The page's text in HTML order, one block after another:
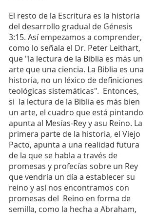
El resto de la Escritura es la historia
del desarrollo gradual de Génesis
3:15. Así empezamos a comprender,
como lo señala el Dr. Peter Leithart,
que "la lectura de la Biblia es más un
arte que una ciencia. La Biblia es una
historia, no un léxico de definiciones
teológicas sistemáticas".  Entonces,
si  la lectura de la Biblia es más bien
un arte, el cuadro que está pintando
apunta al Mesías-Rey y asu Reino. La
primera parte de la historia, el Viejo
Pacto, apunta a una realidad futura
de la que se habla a través de
promesas y profecías sobre un Rey
que vendría un día a establecer su
reino y así nos encontramos con
promesas del  Reino en forma de
semilla, como la hecha a Abraham,